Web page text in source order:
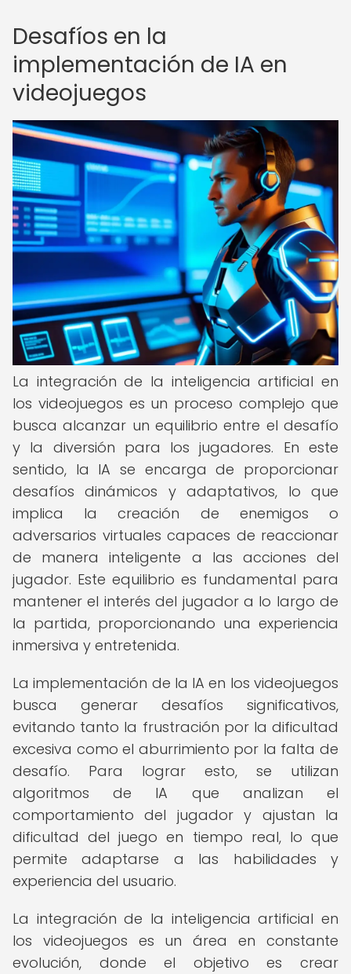
Desafíos en la
implementación de IA en
videojuegos
La integración de la inteligencia artificial en
los videojuegos es un proceso complejo que
busca alcanzar un equilibrio entre el desafío
y la diversión para los jugadores. En este
sentido, la IA se encarga de proporcionar
desafíos dinámicos y adaptativos, lo que
implica la creación de enemigos o
adversarios virtuales capaces de reaccionar
de manera inteligente a las acciones del
jugador. Este equilibrio es fundamental para
mantener el interés del jugador a lo largo de
la partida, proporcionando una experiencia
inmersiva y entretenida.
La implementación de la IA en los videojuegos
busca generar desafíos significativos,
evitando tanto la frustración por la dificultad
excesiva como el aburrimiento por la falta de
desafío. Para lograr esto, se utilizan
algoritmos de IA que analizan el
comportamiento del jugador y ajustan la
dificultad del juego en tiempo real, lo que
permite adaptarse a las habilidades y
experiencia del usuario.
La integración de la inteligencia artificial en
los videojuegos es un área en constante
evolución, donde el objetivo es crear